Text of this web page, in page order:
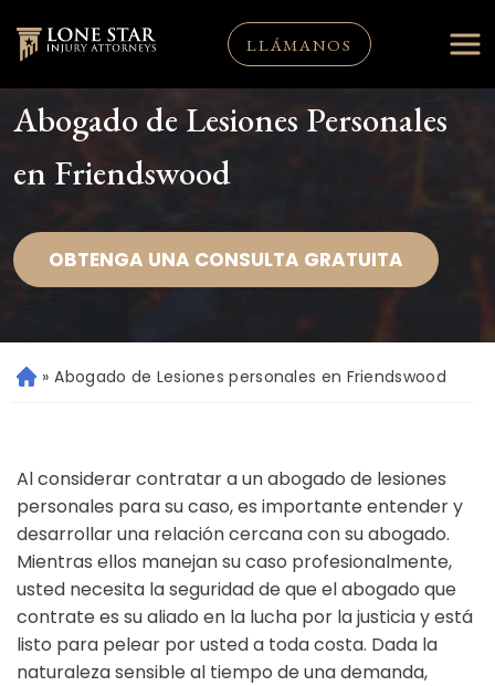
LLÁMANOS
Abogado de Lesiones Personales
en Friendswood
OBTENGA UNA CONSULTA GRATUITA
Ini » Abogado de Lesiones personales en Friendswood
Al considerar contratar a un abogado de lesiones
personales para su caso, es importante entender y
desarrollar una relación cercana con su abogado.
Mientras ellos manejan su caso profesionalmente,
usted necesita la seguridad de que el abogado que
contrate es su aliado en la lucha por la justicia y está
listo para pelear por usted a toda costa. Dada la
naturaleza sensible al tiempo de una demanda,